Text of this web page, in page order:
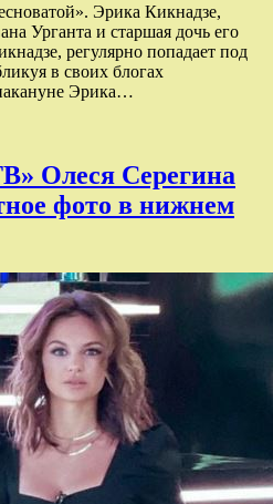
Эрика Кикнадзе,
Урганта и старшая дочь его
регулярно попадает под
в своих блогах
Эрика…
Олеся Серегина
фото в нижнем